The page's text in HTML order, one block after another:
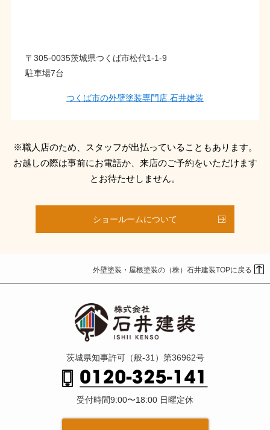
〒305-0035茨城県つくば市松代1-1-9
駐車場7台
つくば市の外壁塗装専門店 石井建装
※職人店のため、スタッフが出払っていることもあります。
お越しの際は事前にお電話か、来店のご予約をいただけます
とお待たせしません。
ショールームについて
外壁塗装・屋根塗装の（株）石井建装TOPに戻る
茨城県知事許可（般-31）第36962号
受付時間9:00〜18:00 日曜定休